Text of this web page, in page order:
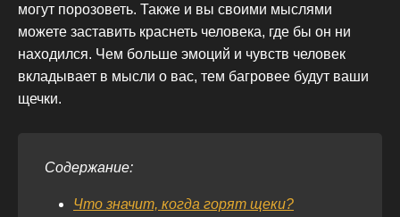
могут порозоветь. Также и вы своими мыслями
можете заставить краснеть человека, где бы он ни
находился. Чем больше эмоций и чувств человек
вкладывает в мысли о вас, тем багровее будут ваши
щечки.
Содержание:
Что значит, когда горят щеки?